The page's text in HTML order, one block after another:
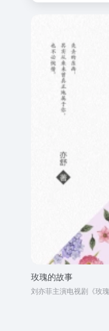
玫瑰的故事
刘亦菲主演电视剧《玫